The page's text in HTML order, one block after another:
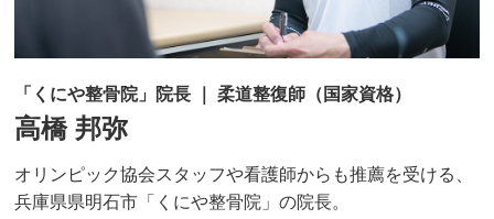
「くにや整骨院」院長 ｜ 柔道整復師（国家資格）
高橋 邦弥
オリンピック協会スタッフや看護師からも推薦を受ける、
兵庫県県明石市「くにや整骨院」の院長。